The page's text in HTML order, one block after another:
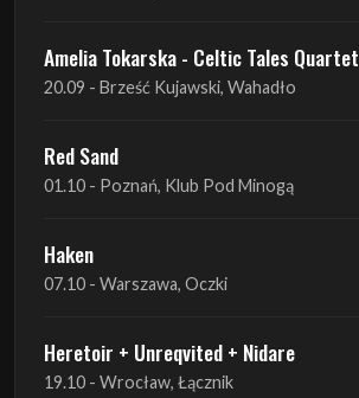
Amelia Tokarska - Celtic Tales Quartet
20.09 - Brześć Kujawski, Wahadło
Red Sand
01.10 - Poznań, Klub Pod Minogą
Haken
07.10 - Warszawa, Oczki
Heretoir + Unreqvited + Nidare
19.10 - Wrocław, Łącznik